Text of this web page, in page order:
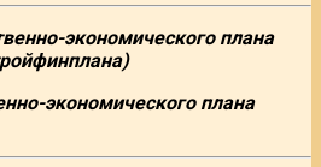
экономического плана